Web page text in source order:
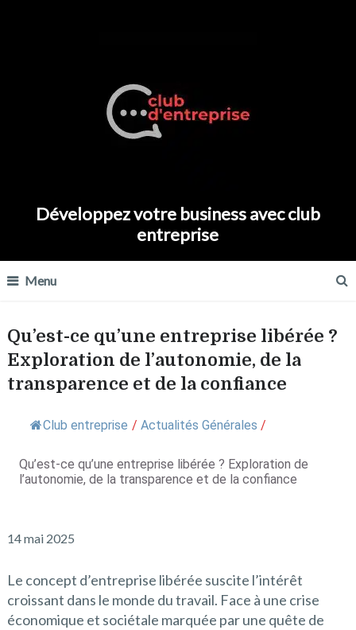
Développez votre business avec club
entreprise
Menu
Qu’est-ce qu’une entreprise libérée ?
Exploration de l’autonomie, de la
transparence et de la confiance
Club entreprise / Actualités Générales /
Qu’est-ce qu’une entreprise libérée ? Exploration de
l’autonomie, de la transparence et de la confiance
14 mai 2025
Le concept d’entreprise libérée suscite l’intérêt
croissant dans le monde du travail. Face à une crise
économique et sociétale marquée par une quête de